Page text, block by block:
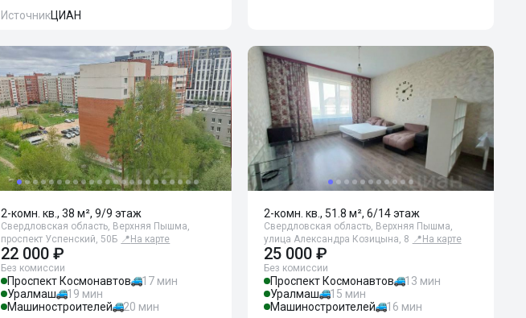
ИсточникЦИАН
2-комн. кв., 38 м², 9/9 этаж
Свердловская область, Верхняя Пышма,
проспект Успенский, 50Б 📍 На карте
22 000 ₽
Без комиссии
Проспект Космонавтов
17 мин
Уралмаш
19 мин
Машиностроителей
20 мин
2-комн. кв., 51.8 м², 6/14 этаж
Свердловская область, Верхняя Пышма,
улица Александра Козицына, 8 📍 На карте
25 000 ₽
Без комиссии
Проспект Космонавтов
13 мин
Уралмаш
15 мин
Машиностроителей
16 мин